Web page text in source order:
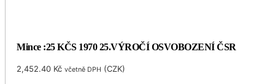
Mince :25 KČS 1970 25.VÝROČÍ OSVOBOZENÍ ČSR
2,452.40 Kč včetně DPH (CZK)